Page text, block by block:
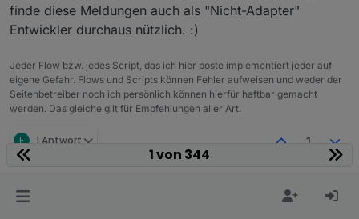
finde diese Meldungen auch als "Nicht-Adapter"
Entwickler durchaus nützlich. :)
Jeder Flow bzw. jedes Script, das ich hier poste implementiert jeder auf
eigene Gefahr. Flows und Scripts können Fehler aufweisen und weder der
Seitenbetreiber noch ich persönlich können hierfür haftbar gemacht
werden. Das gleiche gilt für Empfehlungen aller Art.
F 1 Antwort 1
Michael Schmitt
was bedeutet diese Meldung im Log ???
1 von 344